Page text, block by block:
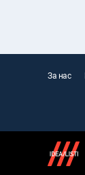
За нас